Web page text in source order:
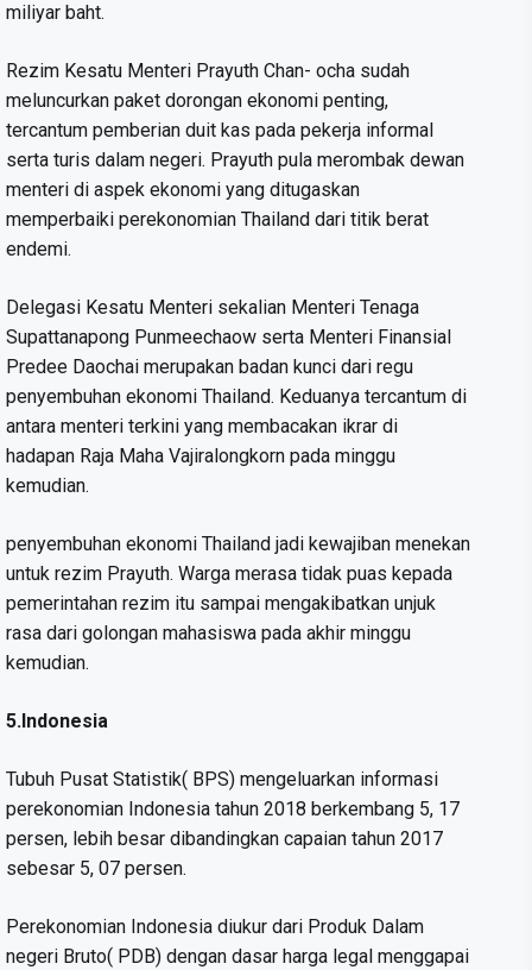
miliyar baht.
Rezim Kesatu Menteri Prayuth Chan- ocha sudah
meluncurkan paket dorongan ekonomi penting,
tercantum pemberian duit kas pada pekerja informal
serta turis dalam negeri. Prayuth pula merombak dewan
menteri di aspek ekonomi yang ditugaskan
memperbaiki perekonomian Thailand dari titik berat
endemi.
Delegasi Kesatu Menteri sekalian Menteri Tenaga
Supattanapong Punmeechaow serta Menteri Finansial
Predee Daochai merupakan badan kunci dari regu
penyembuhan ekonomi Thailand. Keduanya tercantum di
antara menteri terkini yang membacakan ikrar di
hadapan Raja Maha Vajiralongkorn pada minggu
kemudian.
penyembuhan ekonomi Thailand jadi kewajiban menekan
untuk rezim Prayuth. Warga merasa tidak puas kepada
pemerintahan rezim itu sampai mengakibatkan unjuk
rasa dari golongan mahasiswa pada akhir minggu
kemudian.
5.Indonesia
Tubuh Pusat Statistik( BPS) mengeluarkan informasi
perekonomian Indonesia tahun 2018 berkembang 5, 17
persen, lebih besar dibandingkan capaian tahun 2017
sebesar 5, 07 persen.
Perekonomian Indonesia diukur dari Produk Dalam
negeri Bruto( PDB) dengan dasar harga legal menggapai